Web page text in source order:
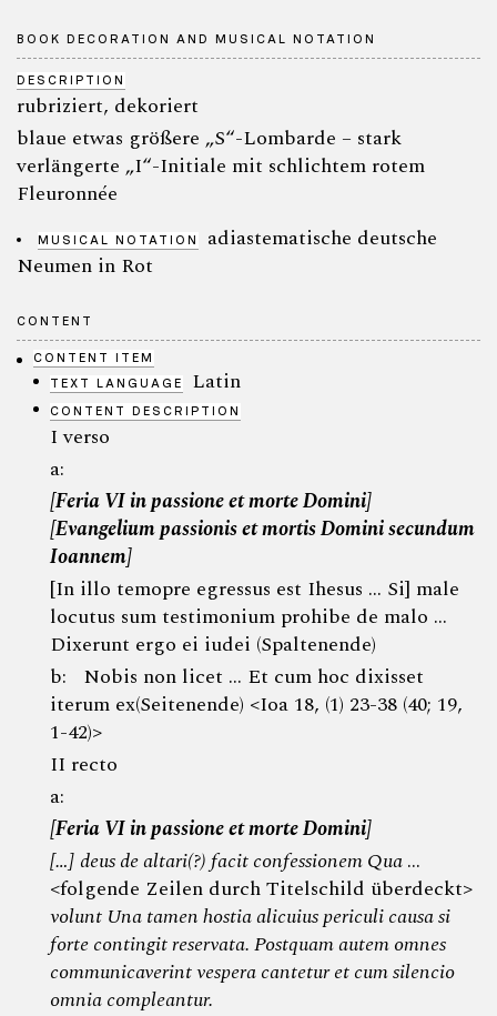
BOOK DECORATION AND MUSICAL NOTATION
DESCRIPTION
rubriziert, dekoriert
blaue etwas größere „S“-Lombarde – stark
verlängerte „I“-Initiale mit schlichtem rotem
Fleuronnée
MUSICAL NOTATION
adiastematische deutsche
Neumen in Rot
CONTENT
CONTENT ITEM
TEXT LANGUAGE
Latin
CONTENT DESCRIPTION
I verso
a:
[Feria VI in passione et morte Domini]
[Evangelium passionis et mortis Domini secundum
Ioannem]
[In illo temopre egressus est Ihesus … Si] male
locutus sum testimonium prohibe de malo …
Dixerunt ergo ei iudei (Spaltenende)
b: Nobis non licet … Et cum hoc dixisset
iterum ex(Seitenende) <Ioa 18, (1) 23-38 (40; 19,
1-42)>
II recto
a:
[Feria VI in passione et morte Domini]
[…] deus de altari(?) facit confessionem Qua…
<folgende Zeilen durch Titelschild überdeckt>
volunt Una tamen hostia alicuius periculi causa si
forte contingit reservata.Postquam autem omnes
communicaverint vespera cantetur et cum silencio
omnia compleantur.